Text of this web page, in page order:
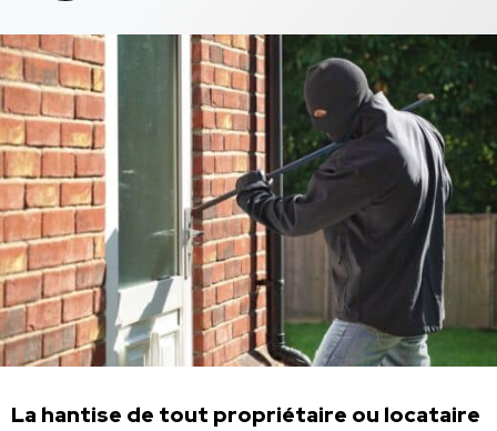
La hantise de tout propriétaire ou locataire